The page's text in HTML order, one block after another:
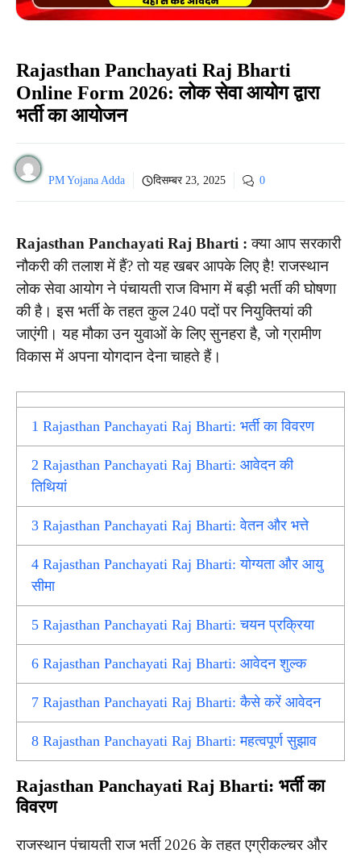
Rajasthan Panchayati Raj Bharti
Online Form 2026: लोक सेवा आयोग द्वारा
भर्ती का आयोजन
PM Yojana Adda दिसम्बर 23, 2025 0
Rajasthan Panchayati Raj Bharti :क्या आप सरकारी
नौकरी की तलाश में हैं? तो यह खबर आपके लिए है! राजस्थान
लोक सेवा आयोग ने पंचायती राज विभाग में बड़ी भर्ती की घोषणा
की है। इस भर्ती के तहत कुल 240 पदों पर नियुक्तियां की
जाएंगी। यह मौका उन युवाओं के लिए सुनहरा है, जो ग्रामीण
विकास में अपना योगदान देना चाहते हैं।
1 Rajasthan Panchayati Raj Bharti: भर्ती का विवरण
2 Rajasthan Panchayati Raj Bharti: आवेदन की
तिथियां
3 Rajasthan Panchayati Raj Bharti: वेतन और भत्ते
4 Rajasthan Panchayati Raj Bharti: योग्यता और आयु
सीमा
5 Rajasthan Panchayati Raj Bharti: चयन प्रक्रिया
6 Rajasthan Panchayati Raj Bharti: आवेदन शुल्क
7 Rajasthan Panchayati Raj Bharti: कैसे करें आवेदन
8 Rajasthan Panchayati Raj Bharti: महत्वपूर्ण सुझाव
Rajasthan Panchayati Raj Bharti: भर्ती का
विवरण
राजस्थान पंचायती राज भर्ती 2026 के तहत एग्रीकल्चर और